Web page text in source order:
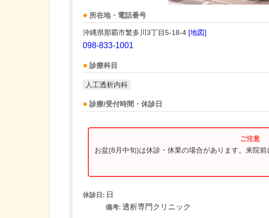
所在地・電話番号
沖縄県那覇市繁多川3丁目5-18-4 [地図]
098-833-1001
診療科目
人工透析内科
診療/受付時間・休診日
お盆(8月中旬)は休診・休業の場合があります。来院前
休診日: 日
備考: 透析専門クリニック